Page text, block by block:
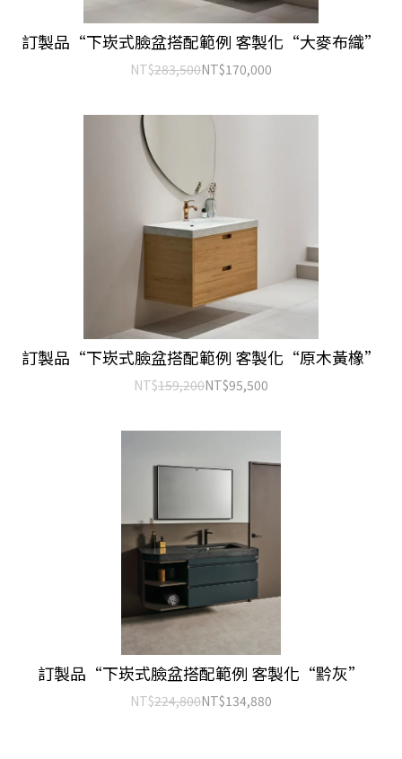
訂製品“下崁式臉盆搭配範例 客製化“大麥布織”
NT$283,500NT$170,000
訂製品“下崁式臉盆搭配範例 客製化“原木黃橡”
NT$159,200NT$95,500
訂製品“下崁式臉盆搭配範例 客製化“黔灰”
NT$224,800NT$134,880